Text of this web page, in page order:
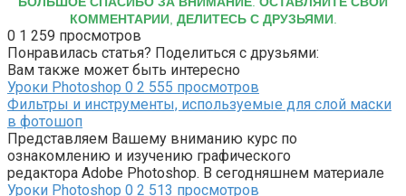
КОММЕНТАРИИ, ДЕЛИТЕСЬ С ДРУЗЬЯМИ.
0 1 259 просмотров
Понравилась статья? Поделиться с друзьями:
Вам также может быть интересно
Уроки Photoshop 0 2 555 просмотров
Фильтры и инструменты, используемые для слой маски
в фотошоп
Представляем Вашему вниманию курс по
ознакомлению и изучению графического
редактора Adobe Photoshop. В сегодняшнем материале
Уроки Photoshop 0 2 513 просмотров